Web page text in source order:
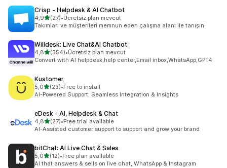
Crisp ‑ Helpdesk & AI Chatbot
4,95 yıldız üzerinden
(27)
toplam 27 değerlendirme
•Ücretsiz plan mevcut
Takımları ve müşterileri memnun eden çalışma alanı ile tanışın
Willdesk: Live Chat&AI Chatbot
4,85 yıldız üzerinden
(354)
toplam 354 değerlendirme
•Ücretsiz plan mevcut
Convert with AI helpdesk,help center,Email inbox,WhatsApp,GPT4
Kustomer
5,05 yıldız üzerinden
(23)
toplam 23 değerlendirme
•Free to install
AI-Powered Support: Seamless Integration & Insights
eDesk ‑ AI, Helpdesk & Chat
4,85 yıldız üzerinden
(27)
toplam 27 değerlendirme
•Free trial available
AI-Assisted customer support to support and grow your brand
bitChat: AI Live Chat & Sales
5,05 yıldız üzerinden
(12)
toplam 12 değerlendirme
•Free plan available
AI that answers & sells on live chat, WhatsApp & Instagram